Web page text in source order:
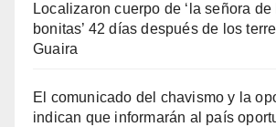
Localizaron cuerpo de ‘la señora
bonitas’ 42 días después de los
Guaira
El comunicado del chavismo y la
indican que informarán al país